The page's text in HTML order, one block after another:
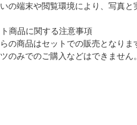
いの端末や閲覧環境により、写真
商品に関する注意事項
らの商品はセットでの販売となりま
ツのみでのご購入などはできません。